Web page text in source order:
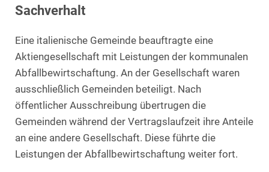
Sachverhalt
Eine italienische Gemeinde beauftragte eine
Aktiengesellschaft mit Leistungen der kommunalen
Abfallbewirtschaftung. An der Gesellschaft waren
ausschließlich Gemeinden beteiligt. Nach
öffentlicher Ausschreibung übertrugen die
Gemeinden während der Vertragslaufzeit ihre Anteile
an eine andere Gesellschaft. Diese führte die
Leistungen der Abfallbewirtschaftung weiter fort.